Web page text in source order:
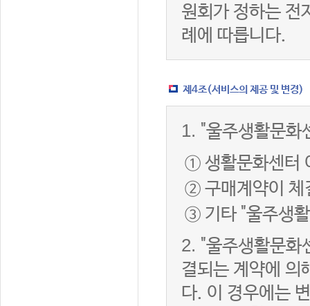
원회가 정하는 전
례에 따릅니다.
제4조(서비스의 제공 및 변경)
1. "울주생활문화
① 생활문화센터
② 구매계약이 체
③ 기타 "울주생
2. "울주생활문화
결되는 계약에 의
다. 이 경우에는